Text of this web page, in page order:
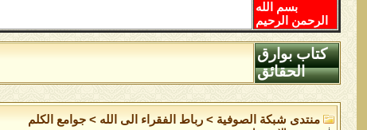
بسم الله
الرحمن الرحيم
كتاب بوارق
الحقائق
منتدى شبكة الصوفية >رباط الفقراء الى الله >جوامع الكلم